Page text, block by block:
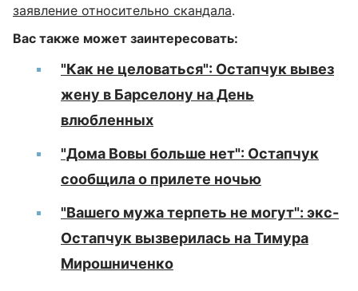
заявление относительно скандала.
Вас также может заинтересовать:
"Как не целоваться": Остапчук вывез
жену в Барселону на День
влюбленных
"Дома Вовы больше нет": Остапчук
сообщила о прилете ночью
"Вашего мужа терпеть не могут": экс-
Остапчук вызверилась на Тимура
Мирошниченко